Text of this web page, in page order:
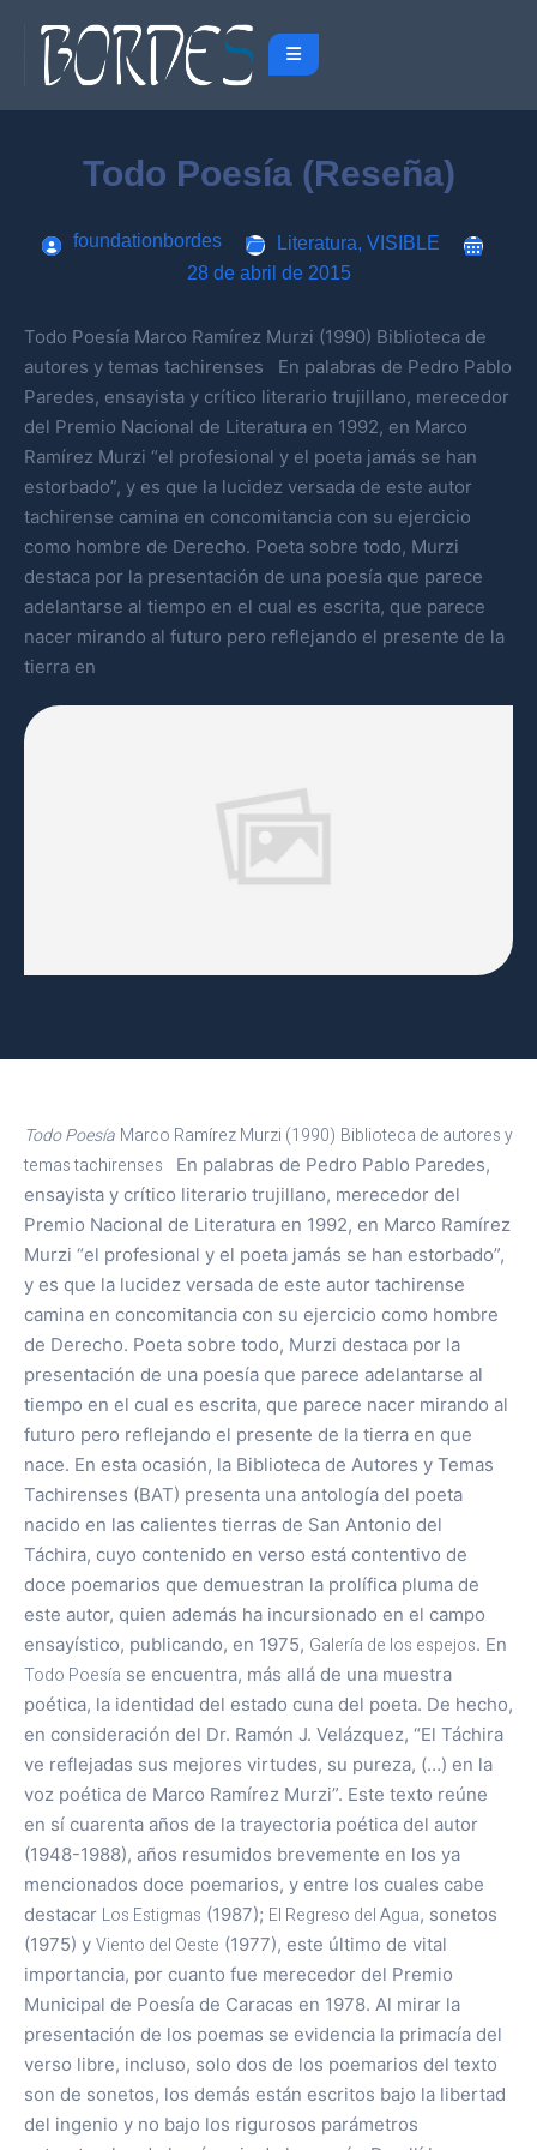
Todo Poesía (Reseña)
foundationbordes Literatura, VISIBLE
28 de abril de 2015
Todo Poesía Marco Ramírez Murzi (1990) Biblioteca de
autores y temas tachirenses En palabras de Pedro Pablo
Paredes, ensayista y crítico literario trujillano, merecedor
del Premio Nacional de Literatura en 1992, en Marco
Ramírez Murzi “el profesional y el poeta jamás se han
estorbado”, y es que la lucidez versada de este autor
tachirense camina en concomitancia con su ejercicio
como hombre de Derecho. Poeta sobre todo, Murzi
destaca por la presentación de una poesía que parece
adelantarse al tiempo en el cual es escrita, que parece
nacer mirando al futuro pero reflejando el presente de la
tierra en
Todo Poesía Marco Ramírez Murzi (1990) Biblioteca de autores y
temas tachirenses
En palabras de Pedro Pablo Paredes,
ensayista y crítico literario trujillano, merecedor del
Premio Nacional de Literatura en 1992, en Marco Ramírez
Murzi “el profesional y el poeta jamás se han estorbado”,
y es que la lucidez versada de este autor tachirense
camina en concomitancia con su ejercicio como hombre
de Derecho. Poeta sobre todo, Murzi destaca por la
presentación de una poesía que parece adelantarse al
tiempo en el cual es escrita, que parece nacer mirando al
futuro pero reflejando el presente de la tierra en que
nace. En esta ocasión, la Biblioteca de Autores y Temas
Tachirenses (BAT) presenta una antología del poeta
nacido en las calientes tierras de San Antonio del
Táchira, cuyo contenido en verso está contentivo de
doce poemarios que demuestran la prolífica pluma de
este autor, quien además ha incursionado en el campo
ensayístico, publicando, en 1975, Galería de los espejos. En
Todo Poesía se encuentra, más allá de una muestra
poética, la identidad del estado cuna del poeta. De hecho,
en consideración del Dr. Ramón J. Velázquez, “El Táchira
ve reflejadas sus mejores virtudes, su pureza, (…) en la
voz poética de Marco Ramírez Murzi”. Este texto reúne
en sí cuarenta años de la trayectoria poética del autor
(1948-1988), años resumidos brevemente en los ya
mencionados doce poemarios, y entre los cuales cabe
destacar Los Estigmas (1987); El Regreso del Agua, sonetos
(1975) y Viento del Oeste (1977), este último de vital
importancia, por cuanto fue merecedor del Premio
Municipal de Poesía de Caracas en 1978. Al mirar la
presentación de los poemas se evidencia la primacía del
verso libre, incluso, solo dos de los poemarios del texto
son de sonetos, los demás están escritos bajo la libertad
del ingenio y no bajo los rigurosos parámetros